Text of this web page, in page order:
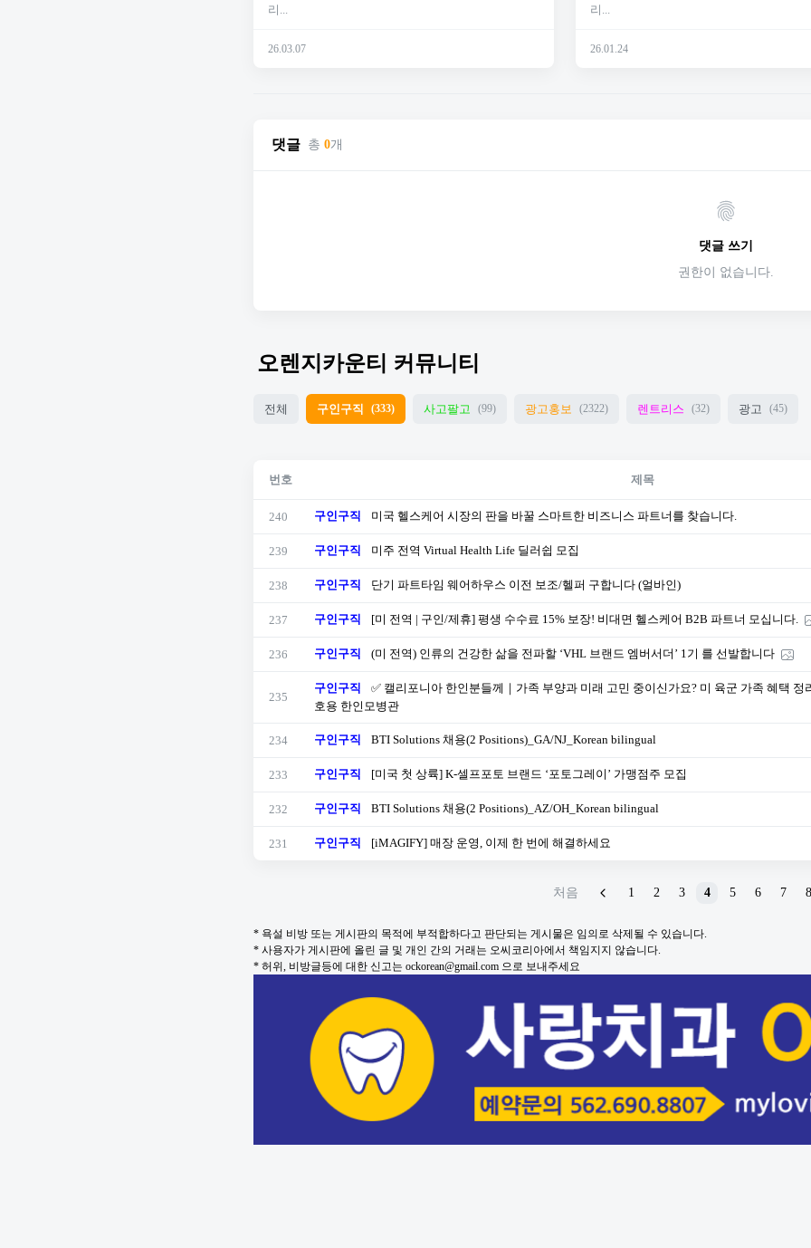
리...
26.03.07
리...
26.01.24
댓글 총 0개
댓글 쓰기
권한이 없습니다.
오렌지카운티 커뮤니티
전체 구인구직 (333) 사고팔고 (99) 광고홍보 (2322) 렌트리스 (32) 광고 (45)
번호 제목
240 구인구직 미국 헬스케어 시장의 판을 바꿀 스마트한 비즈니스 파트너를 찾습니다.
239 구인구직 미주 전역 Virtual Health Life 딜러쉽 모집
238 구인구직 단기 파트타임 웨어하우스 이전 보조/헬퍼 구합니다 (얼바인)
237 구인구직 [미 전역 | 구인/제휴] 평생 수수료 15% 보장! 비대면 헬스케어 B2B 파트너 모십니다.
236 구인구직 (미 전역) 인류의 건강한 삶을 전파할 ‘VHL 브랜드 엠버서더’ 1기 를 선발합니다
235
구인구직
✅ 캘리포니아 한인분들께｜가족 부양과 미래 고민 중이신가요? 미 육군 가족 혜택 정
호용 한인모병관
234 구인구직 BTI Solutions 채용(2 Positions)_GA/NJ_Korean bilingual
233 구인구직 [미국 첫 상륙] K-셀프포토 브랜드 ‘포토그레이’ 가맹점주 모집
232 구인구직 BTI Solutions 채용(2 Positions)_AZ/OH_Korean bilingual
231 구인구직 [iMAGIFY] 매장 운영, 이제 한 번에 해결하세요
처음 1 2 3 4 5 6 7 8
* 욕설 비방 또는 게시판의 목적에 부적합하다고 판단되는 게시물은 임의로 삭제될 수 있습니다.
* 사용자가 게시판에 올린 글 및 개인 간의 거래는 오씨코리아에서 책임지지 않습니다.
* 허위, 비방글등에 대한 신고는 ockorean@gmail.com 으로 보내주세요